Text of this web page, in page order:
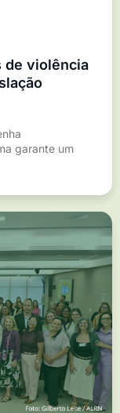
de violência
garante um